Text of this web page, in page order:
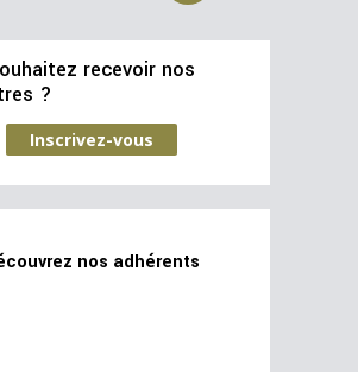
recevoir nos
?
Inscrivez-vous
nos adhérents